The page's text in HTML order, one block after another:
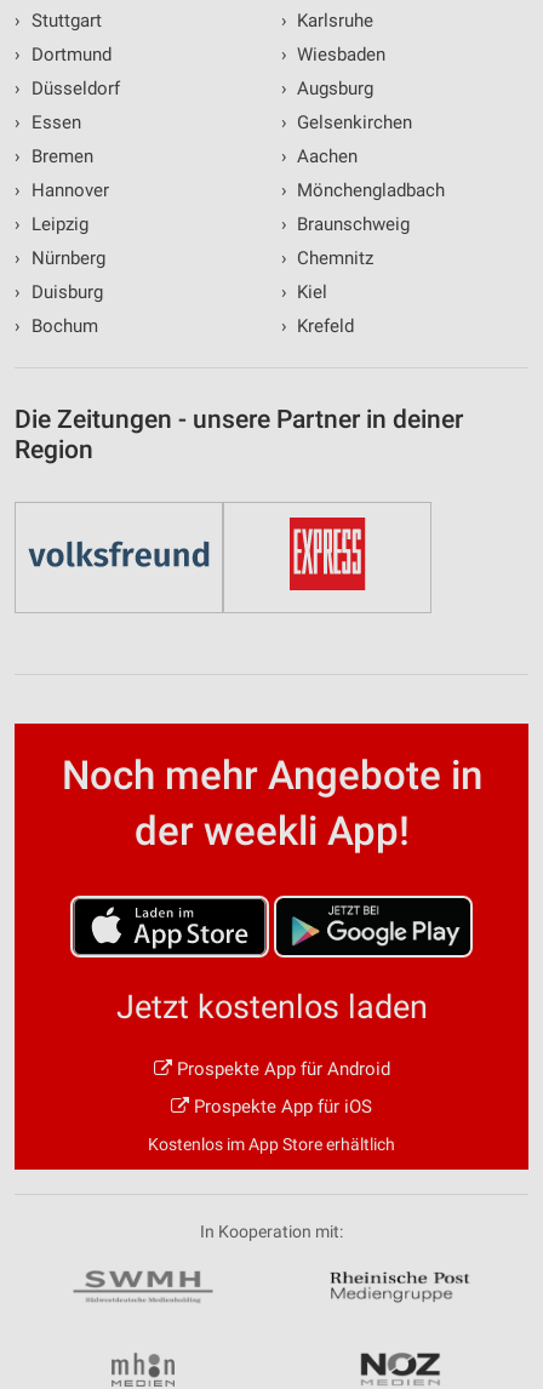
› Stuttgart
›
Dortmund
›
Düsseldorf
›
Essen
›
Bremen
›
Hannover
›
Leipzig
›
Nürnberg
›
Duisburg
›
Bochum
› Karlsruhe
› Wiesbaden
› Augsburg
› Gelsenkirchen
› Aachen
› Mönchengladbach
› Braunschweig
› Chemnitz
› Kiel
› Krefeld
Die Zeitungen - unsere Partner in deiner
Region
Noch mehr Angebote in
der weekli App!
Jetzt kostenlos laden
Prospekte App für Android
Prospekte App für iOS
Kostenlos im App Store erhältlich
In Kooperation mit:
Verwendung genauer Standortdaten
Geräte anhand von aktiv angeforderten
Informationen identifizieren
Nicht-IAB-Verarbeitungszwecke:
Notwendig
Funktional